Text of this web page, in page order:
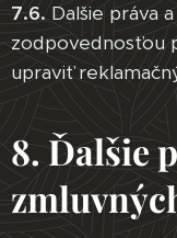
7.6. Dalšie práva
zodpovednosťou
upraviť
8. Ďalšie